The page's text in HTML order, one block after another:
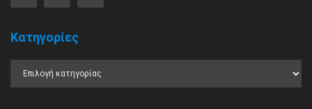
Κατηγορίες